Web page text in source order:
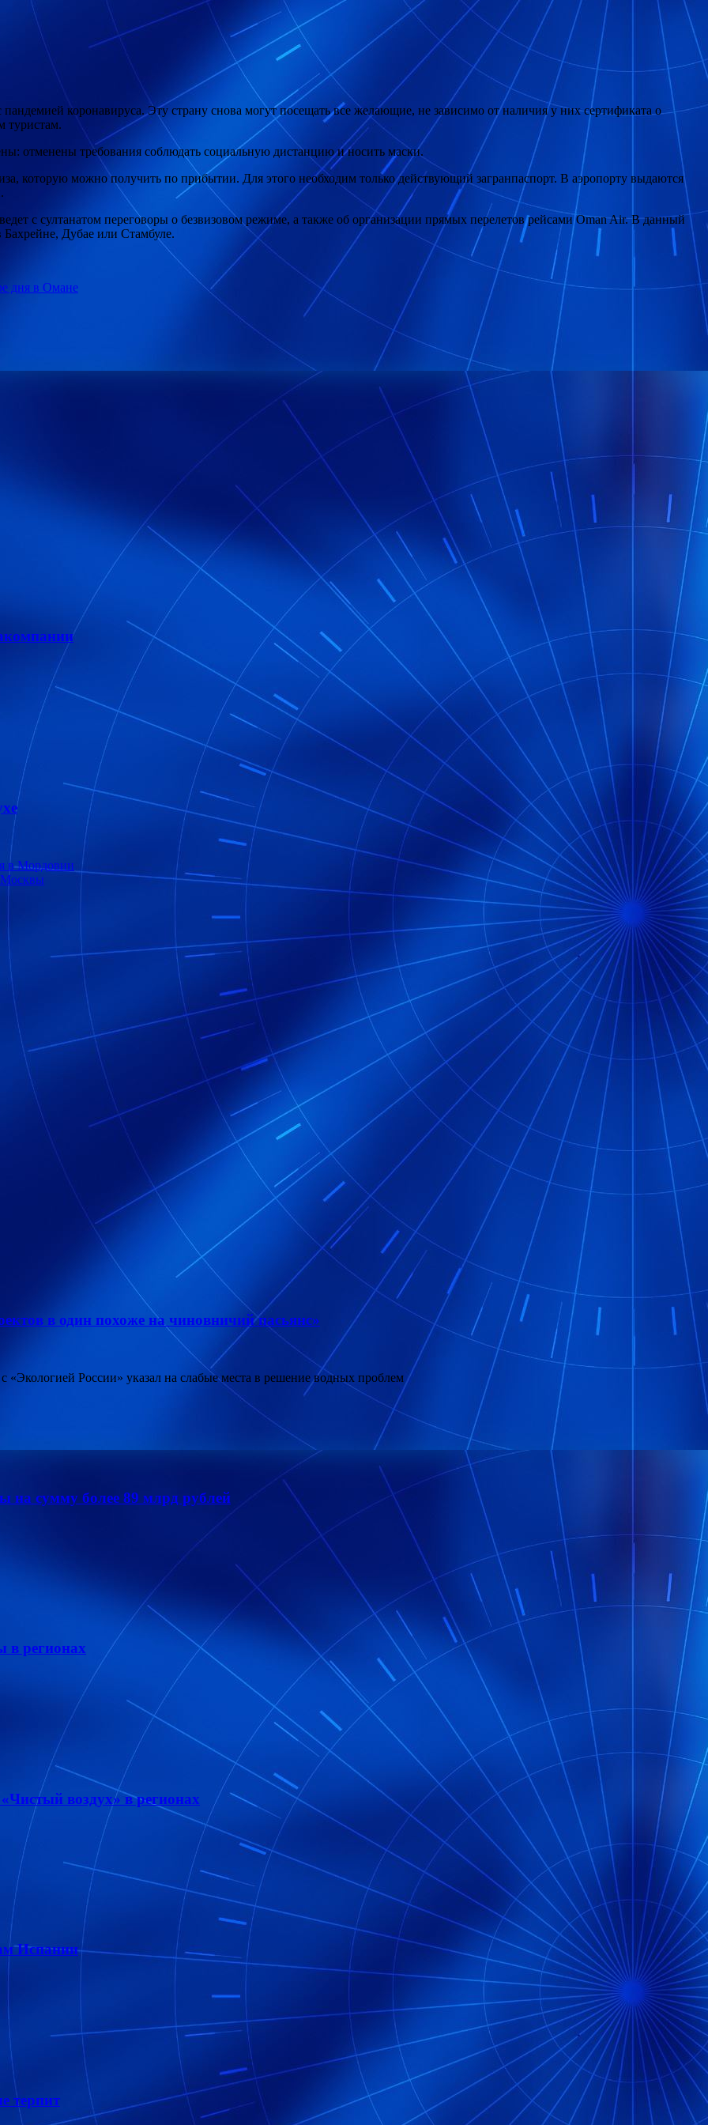
коронавируса. Эту страну снова могут посещать все желающие, не зависимо от наличия у них сертификата о
туристам.
отменены требования соблюдать социальную дистанцию и носить маски.
которую можно получить по прибытии. Для этого необходим только действующий загранпаспорт. В аэропорту выдаются
с султанатом переговоры о безвизовом режиме, а также об организации прямых перелетов рейсами Oman Air. В данный
Бахрейне, Дубае или Стамбуле.
дня в Омане
в Мордовии
в один похоже на чиновничий пасьянс»
России» указал на слабые места в решение водных проблем
на сумму более 89 млрд рублей
в регионах
воздух» в регионах
Испании
терпит